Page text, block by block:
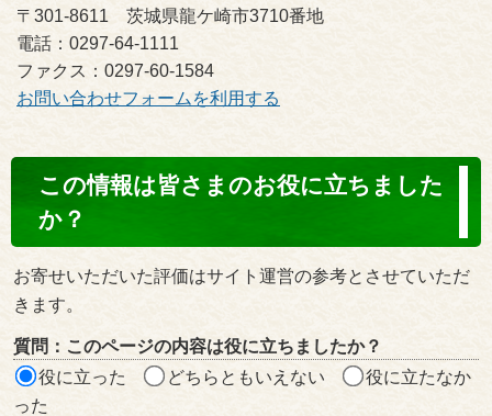
〒301-8611 茨城県龍ケ崎市3710番地
電話：0297-64-1111
ファクス：0297-60-1584
お問い合わせフォームを利用する
ン
ン
ツ
評
価
この情報は皆さまのお役に立ちました
か？
お寄せいただいた評価はサイト運営の参考とさせていただ
きます。
質問：このページの内容は役に立ちましたか？
役に立った
どちらともいえない
役に立たなか
った